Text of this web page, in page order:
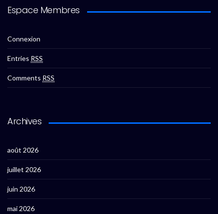
Espace Membres
Connexion
Entries RSS
Comments RSS
Archives
août 2026
juillet 2026
juin 2026
mai 2026